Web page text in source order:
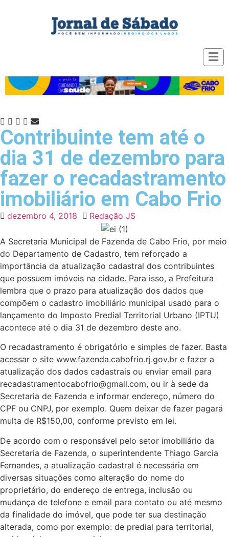
Contribuinte tem até o
dia 31 de dezembro para
fazer o recadastramento
imobiliário em Cabo Frio
dezembro 4, 2018 Redação JS
A Secretaria Municipal de Fazenda de Cabo Frio, por meio
do Departamento de Cadastro, tem reforçado a
importância da atualização cadastral dos contribuintes
que possuem imóveis na cidade. Para isso, a Prefeitura
lembra que o prazo para atualização dos dados que
compõem o cadastro imobiliário municipal usado para o
lançamento do Imposto Predial Territorial Urbano (IPTU)
acontece até o dia 31 de dezembro deste ano.
O recadastramento é obrigatório e simples de fazer. Basta
acessar o site www.fazenda.cabofrio.rj.gov.br e fazer a
atualização dos dados cadastrais ou enviar email para
recadastramentocabofrio@gmail.com, ou ir à sede da
Secretaria de Fazenda e informar endereço, número do
CPF ou CNPJ, por exemplo. Quem deixar de fazer pagará
multa de R$150,00, conforme previsto em lei.
De acordo com o responsável pelo setor imobiliário da
Secretaria de Fazenda, o superintendente Thiago Garcia
Fernandes, a atualização cadastral é necessária em
diversas situações como alteração do nome do
proprietário, do endereço de entrega, inclusão ou
mudança de telefone e email para contato ou até mesmo
da finalidade do imóvel, que pode ter sua destinação
alterada, como por exemplo: de predial para territorial,